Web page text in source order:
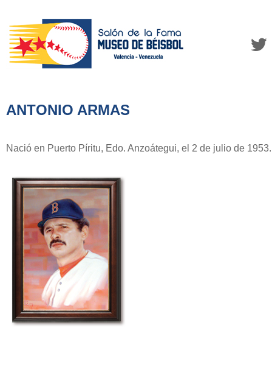
ANTONIO ARMAS
Nació en Puerto Píritu, Edo. Anzoátegui, el 2 de julio de 1953.